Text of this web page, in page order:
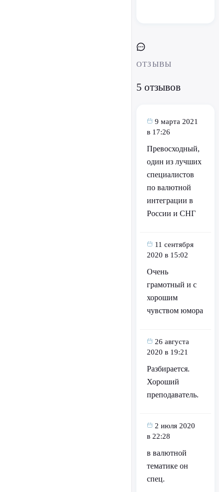
ОТЗЫВЫ
5 отзывов
9 марта 2021
в 17:26
Превосходный,
один из лучших
специалистов
по валютной
интеграции в
России и СНГ
11 сентября
2020 в 15:02
Очень
грамотный и с
хорошим
чувством юмора
26 августа
2020 в 19:21
Разбирается.
Хороший
преподаватель.
2 июля 2020
в 22:28
в валютной
тематике он
спец.